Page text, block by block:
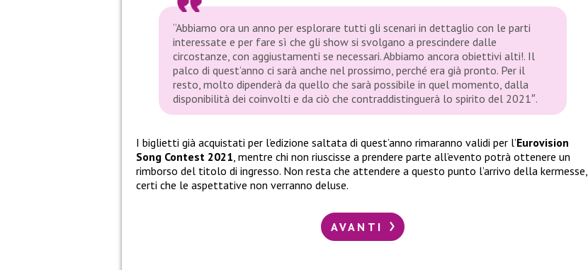
“Abbiamo ora un anno per esplorare tutti gli scenari in dettaglio con le parti
interessate e per fare sì che gli show si svolgano a prescindere dalle
circostanze, con aggiustamenti se necessari. Abbiamo ancora obiettivi alti!. Il
palco di quest’anno ci sarà anche nel prossimo, perché era già pronto. Per il
resto, molto dipenderà da quello che sarà possibile in quel momento, dalla
disponibilità dei coinvolti e da ciò che contraddistinguerà lo spirito del 2021″.
I biglietti già acquistati per l’edizione saltata di quest’anno rimaranno validi per l’Eurovision
Song Contest 2021, mentre chi non riuscisse a prendere parte all’evento potrà ottenere un
rimborso del titolo di ingresso. Non resta che attendere a questo punto l’arrivo della kermesse,
certi che le aspettative non verranno deluse.
AVANTI